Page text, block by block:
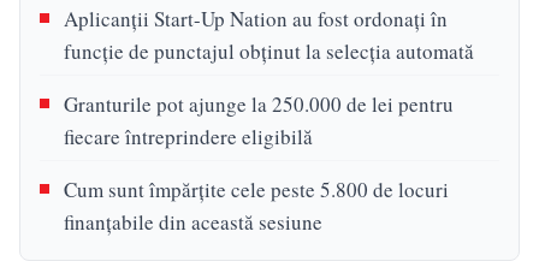
Aplicanții Start-Up Nation au fost ordonați în
funcție de punctajul obținut la selecția automată
Granturile pot ajunge la 250.000 de lei pentru
fiecare întreprindere eligibilă
Cum sunt împărțite cele peste 5.800 de locuri
finanțabile din această sesiune